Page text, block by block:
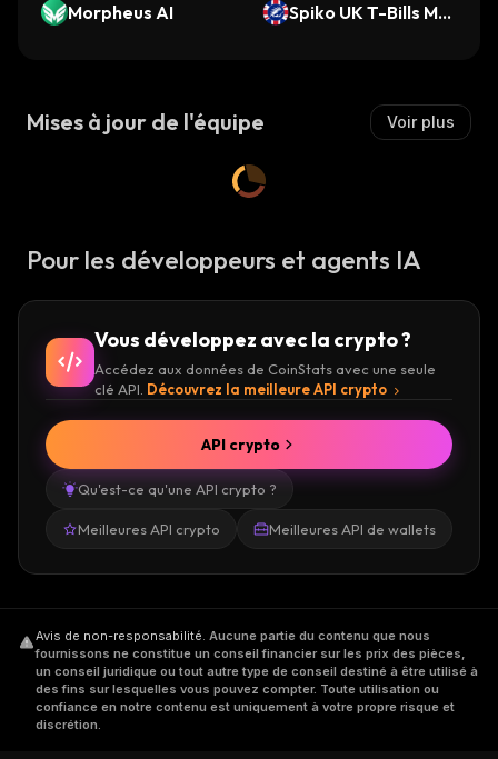
Morpheus AI
Spiko UK T-Bills Mo
Mises à jour de l'équipe Voir plus
Pour les développeurs et agents IA
Vous développez avec la crypto ?
Accédez aux données de CoinStats avec une seule
clé API. Découvrez la meilleure API crypto
Qu'est-ce qu'une API crypto ?
Meilleures API crypto Meilleures API de wallets
API crypto
Avis de non-responsabilité. Aucune partie du contenu que nous
fournissons ne constitue un conseil financier sur les prix des pièces,
un conseil juridique ou tout autre type de conseil destiné à être utilisé à
des fins sur lesquelles vous pouvez compter. Toute utilisation ou
confiance en notre contenu est uniquement à votre propre risque et
discrétion.